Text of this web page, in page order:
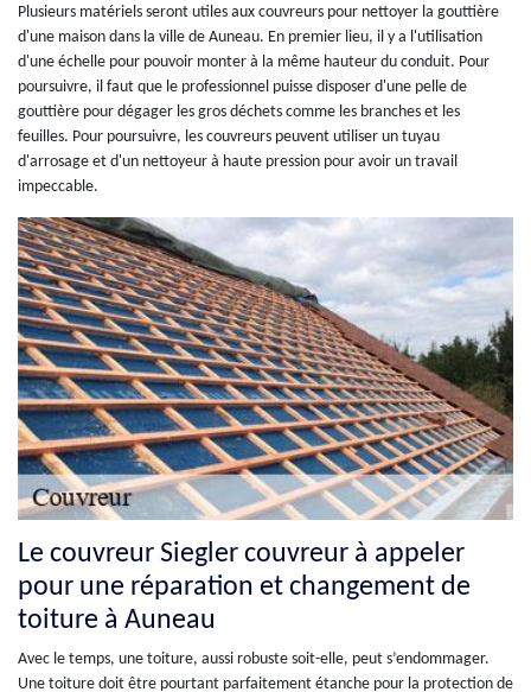
Plusieurs matériels seront utiles aux couvreurs pour nettoyer la gouttière
d'une maison dans la ville de Auneau. En premier lieu, il y a l'utilisation
d'une échelle pour pouvoir monter à la même hauteur du conduit. Pour
poursuivre, il faut que le professionnel puisse disposer d'une pelle de
gouttière pour dégager les gros déchets comme les branches et les
feuilles. Pour poursuivre, les couvreurs peuvent utiliser un tuyau
d'arrosage et d'un nettoyeur à haute pression pour avoir un travail
impeccable.
Le couvreur Siegler couvreur à appeler
pour une réparation et changement de
toiture à Auneau
Avec le temps, une toiture, aussi robuste soit-elle, peut s’endommager.
Une toiture doit être pourtant parfaitement étanche pour la protection de